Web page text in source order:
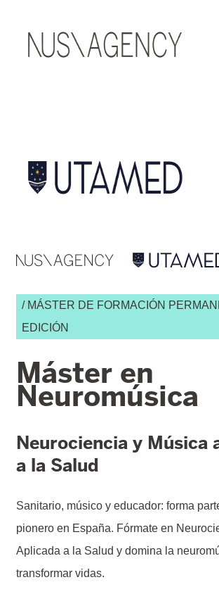
/ MÁSTER DE FORMACIÓN
EDICIÓN
Máster en
Neuromúsica
Neurociencia y Música
a la Salud
Sanitario, músico y educador: forma
pionero en España. Fórmate en
Aplicada a la Salud y domina la
transformar vidas.